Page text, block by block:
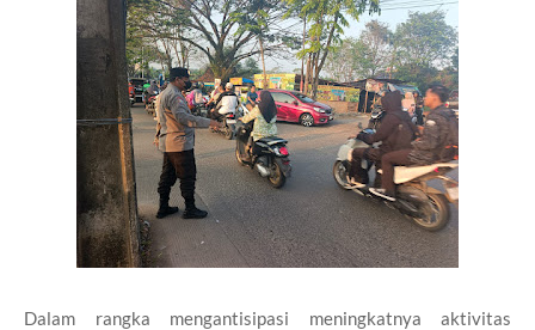
Dalam rangka mengantisipasi meningkatnya aktivitas